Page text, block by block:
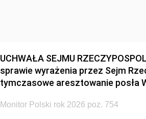
UCHWAŁA SEJMU
sprawie wyrażenia przez Sejm
tymczasowe aresztowanie posła
Monitor Polski rok 2026 poz. 754